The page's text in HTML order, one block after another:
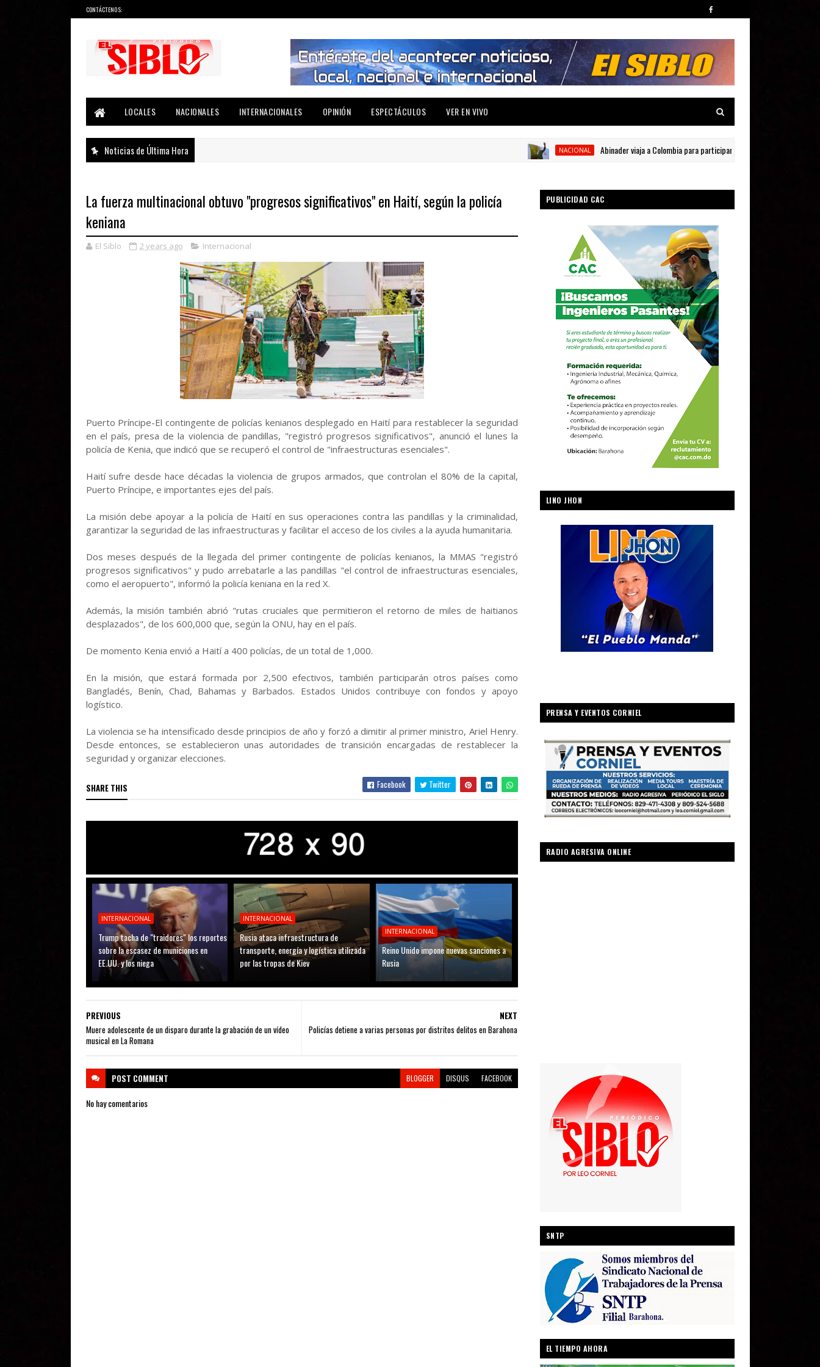
CONTÁCTENOS:
LOCALES
NACIONALES INTERNACIONALES OPINIÓN ESPECTÁCULOS VER EN VIVO
Noticias de Última Hora NACIONAL Abinader viaja a Colombia para participar en la toma de posesión de
La fuerza multinacional obtuvo "progresos significativos" en Haití, según la policía
keniana
El Siblo 2 years ago Internacional
Puerto Príncipe-El contingente de policías kenianos desplegado en Haití para restablecer la seguridad
en el país, presa de la violencia de pandillas, "registró progresos significativos", anunció el lunes la
policía de Kenia, que indicó que se recuperó el control de "infraestructuras esenciales".
Haití sufre desde hace décadas la violencia de grupos armados, que controlan el 80% de la capital,
Puerto Príncipe, e importantes ejes del país.
La misión debe apoyar a la policía de Haití en sus operaciones contra las pandillas y la criminalidad,
garantizar la seguridad de las infraestructuras y facilitar el acceso de los civiles a la ayuda humanitaria.
Dos meses después de la llegada del primer contingente de policías kenianos, la MMAS "registró
progresos significativos" y pudo arrebatarle a las pandillas "el control de infraestructuras esenciales,
como el aeropuerto", informó la policía keniana en la red X.
Además, la misión también abrió "rutas cruciales que permitieron el retorno de miles de haitianos
desplazados", de los 600,000 que, según la ONU, hay en el país.
De momento Kenia envió a Haití a 400 policías, de un total de 1,000.
En la misión, que estará formada por 2,500 efectivos, también participarán otros países como
Bangladés, Benín, Chad, Bahamas y Barbados. Estados Unidos contribuye con fondos y apoyo
logístico.
La violencia se ha intensificado desde principios de año y forzó a dimitir al primer ministro, Ariel Henry.
Desde entonces, se establecieron unas autoridades de transición encargadas de restablecer la
seguridad y organizar elecciones.
SHARE THIS Facebook Twitter
INTERNACIONAL
Trump tacha de "traidores" los reportes
sobre la escasez de municiones en
EE.UU. y los niega
INTERNACIONAL
Rusia ataca infraestructura de
transporte, energía y logística utilizada
por las tropas de Kiev
INTERNACIONAL
Reino Unido impone nuevas sanciones a
Rusia
NEXT
Policías detiene a varias personas por distritos delitos en Barahona
PREVIOUS
Muere adolescente de un disparo durante la grabación de un vídeo
musical en La Romana
POST COMMENT BLOGGER DISQUS FACEBOOK
No hay comentarios
PUBLICIDAD CAC
LINO JHON
PRENSA Y EVENTOS CORNIEL
RADIO AGRESIVA ONLINE
SNTP
EL TIEMPO AHORA